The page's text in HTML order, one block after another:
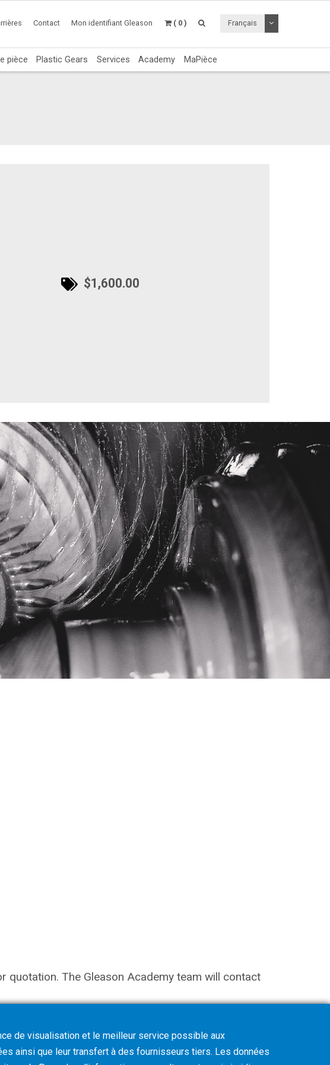
Contact Mon identifiant Gleason ( 0 ) Français Utiliser le menu
pièce Plastic Gears Services Academy MaPièce
$1,600.00
The Gleason Academy team will contact
de visualisation et le meilleur service possible aux
ainsi que leur transfert à des fournisseurs tiers. Les données